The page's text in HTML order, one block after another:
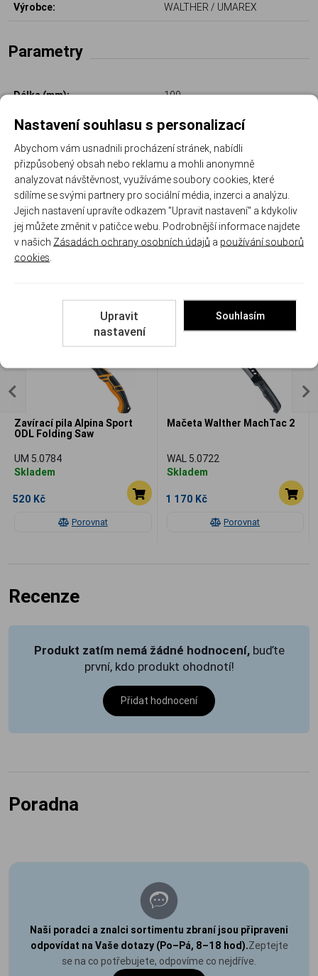
Výrobce: WALTHER / UMAREX
Parametry
Délka (mm): 100
Výška (mm): 35
Šírka (mm): 20
Materiál čepele: ocel Sandvik 12c27
Délka čepele (mm): 60
Porovnat
Zavírací pila Alpina Sport
ODL Folding Saw
UM 5.0784
Skladem
520 Kč
Porovnat
Mačeta Walther MachTac 2
WAL 5.0722
Skladem
1 170 Kč
Recenze
Produkt zatím nemá žádné hodnocení, buďte
první, kdo produkt ohodnotí!
Přidat hodnocení
Poradna
Naši poradci a znalci sortimentu zbraní jsou připraveni
odpovídat na Vaše dotazy (Po–Pá, 8–18 hod).Zeptejte
se na co potřebujete, odpovíme co nejdříve.
Nastavení souhlasu s personalizací
Abychom vám usnadnili procházení stránek, nabídli
přizpůsobený obsah nebo reklamu a mohli anonymně
analyzovat návštěvnost, využíváme soubory cookies, které
sdílíme se svými partnery pro sociální média, inzerci a analýzu.
Jejich nastavení upravíte odkazem "Upravit nastavení" a kdykoliv
jej můžete změnit v patičce webu. Podrobnější informace najdete
v našich Zásadách ochrany osobních údajů a používání souborů
cookies
Upravit
nastavení
Souhlasím